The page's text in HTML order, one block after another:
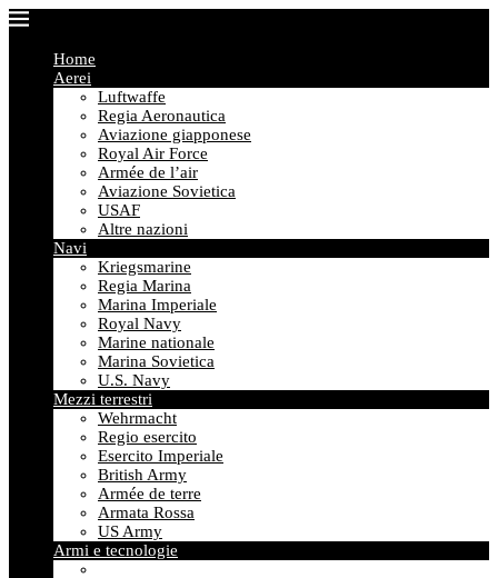
Home
Aerei
Luftwaffe
Regia Aeronautica
Aviazione giapponese
Royal Air Force
Armée de l’air
Aviazione Sovietica
USAF
Altre nazioni
Navi
Kriegsmarine
Regia Marina
Marina Imperiale
Royal Navy
Marine nationale
Marina Sovietica
U.S. Navy
Mezzi terrestri
Wehrmacht
Regio esercito
Esercito Imperiale
British Army
Armée de terre
Armata Rossa
US Army
Armi e tecnologie